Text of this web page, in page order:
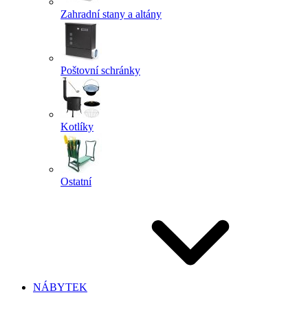
Zahradní stany a altány
Poštovní schránky
Kotlíky
Ostatní
NÁBYTEK